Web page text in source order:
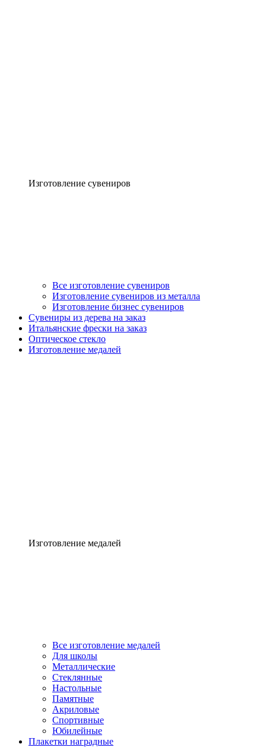
Изготовление сувениров
Все изготовление сувениров
Изготовление сувениров из металла
Изготовление бизнес сувениров
Сувениры из дерева на заказ
Итальянские фрески на заказ
Оптическое стекло
Изготовление медалей
Изготовление медалей
Все изготовление медалей
Для школы
Металлические
Стеклянные
Настольные
Памятные
Акриловые
Спортивные
Юбилейные
Плакетки наградные